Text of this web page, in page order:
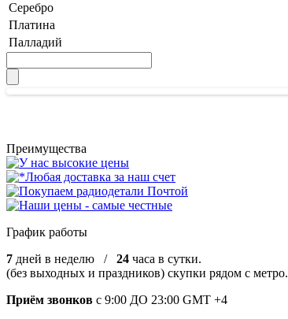
Серебро
Платина
Палладий
Преимущества
График работы
7 дней в неделю / 24 часа в сутки.
(без выходных и праздников) скупки рядом с метро.
Приём звонков с 9:00 ДО 23:00 GMT +4